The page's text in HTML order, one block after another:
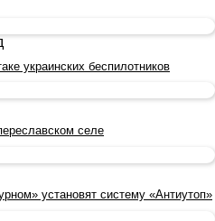
украинских беспилотников
селе
установят систему «Антиутоп»